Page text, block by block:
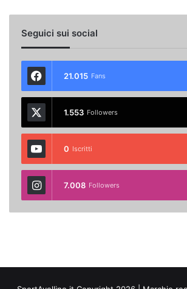
Seguici sui social
21.015 Fans
1.553 Followers
0 Iscritti
7.008 Followers